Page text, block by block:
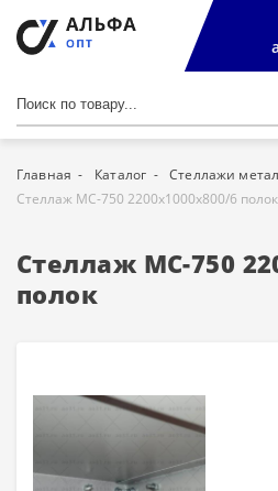
Главная Каталог
Стеллажи
Стеллаж МС-750 2200х1000х800/6 полок
Стеллаж МС-750
полок